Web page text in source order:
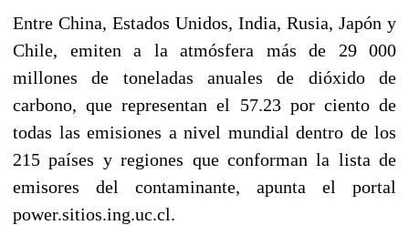
Entre China, Estados Unidos, India, Rusia, Japón y
Chile, emiten a la atmósfera más de 29 000
millones de toneladas anuales de dióxido de
carbono, que representan el 57.23 por ciento de
todas las emisiones a nivel mundial dentro de los
215 países y regiones que conforman la lista de
emisores del contaminante, apunta el portal
power.sitios.ing.uc.cl.